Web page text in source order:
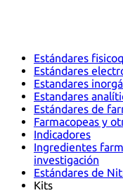
Estándares
Estándares
Estandares
Estandares
Estándares de
Farmacopeas y
Indicadores
Ingredientes
investigación
Estándares de
Kits